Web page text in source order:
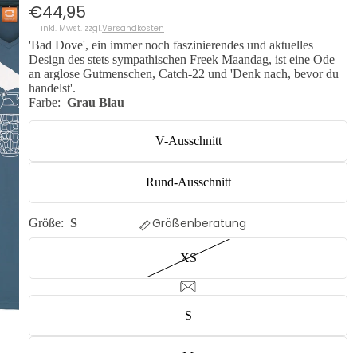
€44,95
inkl. Mwst. zzgl.Versandkosten
'Bad Dove', ein immer noch faszinierendes und aktuelles
Design des stets sympathischen Freek Maandag, ist eine Ode
an arglose Gutmenschen, Catch-22 und 'Denk nach, bevor du
handelst'.
Farbe: Grau Blau
V-Ausschnitt
Rund-Ausschnitt
Größe: S Größenberatung
XS
S